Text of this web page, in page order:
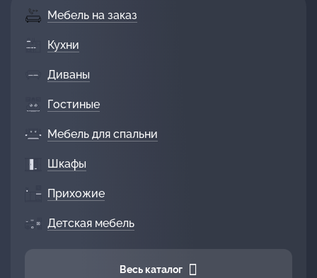
Мебель на заказ
Кухни
Диваны
Гостиные
Мебель для спальни
Шкафы
Прихожие
Детская мебель
Весь каталог